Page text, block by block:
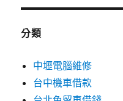
分類
中壢電腦維修
台中機車借款